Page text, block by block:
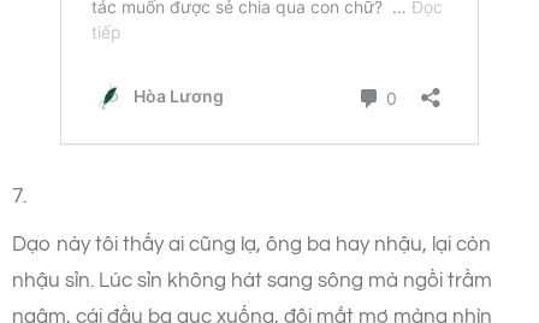
7.
Dạo này tôi thấy ai cũng lạ, ông ba hay nhậu, lại còn
nhậu sỉn. Lúc sỉn không hát sang sông mà ngồi trầm
ngâm, cái đầu ba gục xuống, đôi mắt mơ màng nhìn